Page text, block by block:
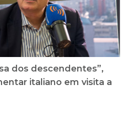
dos descendentes”,
italiano em visita a